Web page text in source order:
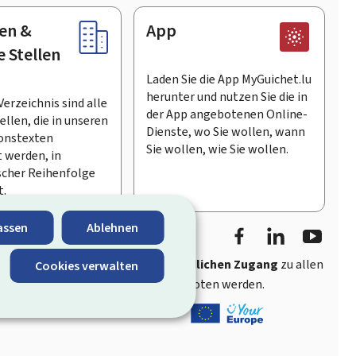
Ablehnen
Cookies verwalten
&
Stellen
sind alle
die in unseren
in
Reihenfolge
App
Laden Sie die App MyGuichet.lu
herunter und nutzen Sie die in
der App angebotenen Online-
Dienste, wo Sie wollen, wann
Sie wollen, wie Sie wollen.
FacebookLinkedIn
schnellen und benutzerfreundlichen Zugang zu allen
Stellen Luxemburgs angeboten werden.